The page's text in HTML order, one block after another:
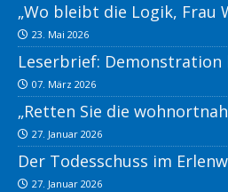
„Wo bleibt die Logik, Frau
23. Mai 2026
Leserbrief: Demonstration
07. März 2026
„Retten Sie die
27. Januar 2026
Der Todesschuss im
27. Januar 2026